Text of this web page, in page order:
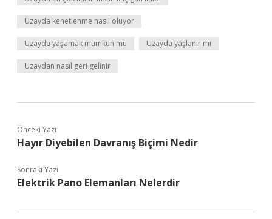
Uzayda kenetlenme nasıl oluyor
Uzayda yaşamak mümkün mü Uzayda yaşlanır mı
Uzaydan nasıl geri gelinir
Önceki Yazı
Hayır Diyebilen Davranış Biçimi Nedir
Sonraki Yazı
Elektrik Pano Elemanları Nelerdir